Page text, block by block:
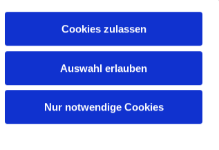
Cookies zulassen
Auswahl erlauben
Nur notwendige Cookies